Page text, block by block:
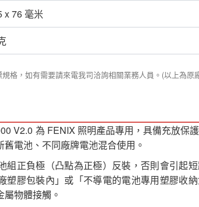
x 76 毫米
格，如有需要請來電我司洽詢相關業務人員。(以上為原
V2.0 為 FENIX 照明產品專用，具備充放保
電池、不同廠牌電池混合使用。
組正負極（凸點為正極）反裝，否則會引起
塑膠包裝內」或「不導電的電池專用塑膠收
物體接觸。